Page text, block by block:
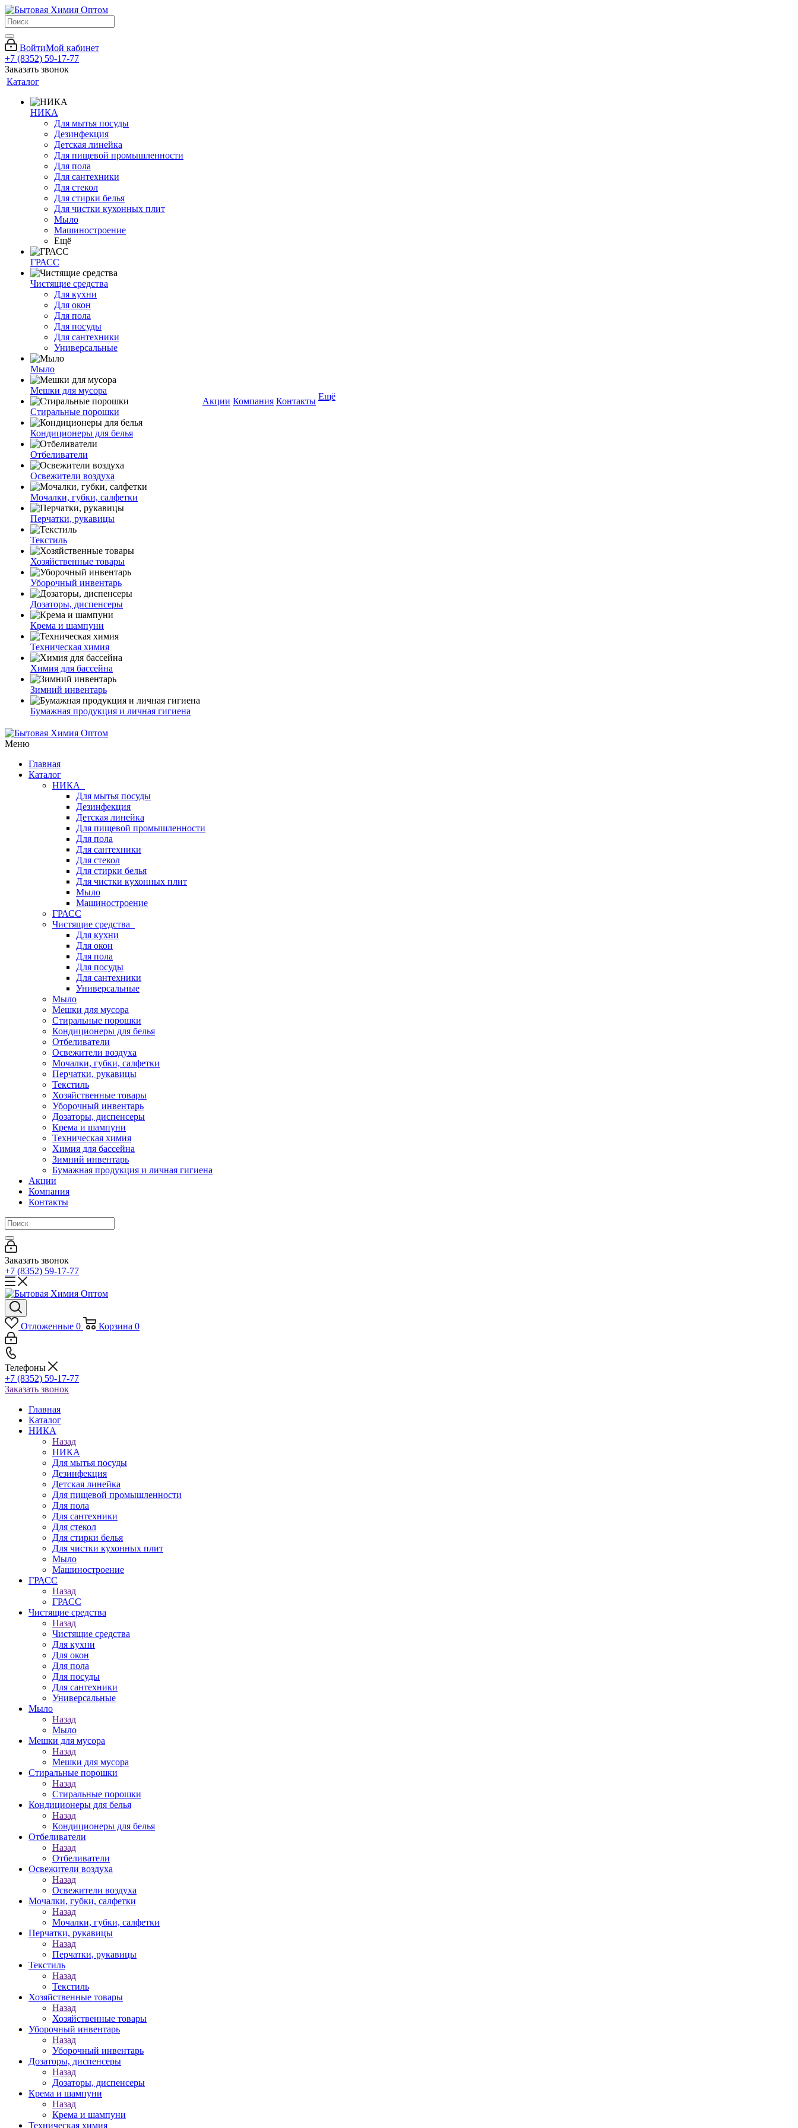
ВойтиМой кабинет
+7 (8352) 59-17-77
Заказать звонок
Каталог
НИКА
Для мытья посуды
Дезинфекция
Детская линейка
Для пищевой промышленности
Для пола
Для сантехники
Для стекол
Для стирки белья
Для чистки кухонных плит
Мыло
Машиностроение
Ещё
ГРАСС
Чистящие средства
Для кухни
Для окон
Для пола
Для посуды
Для сантехники
Универсальные
Мыло
Мешки для мусора
Стиральные порошки
Кондиционеры для белья
Отбеливатели
Освежители воздуха
Мочалки, губки, салфетки
Перчатки, рукавицы
Текстиль
Хозяйственные товары
Уборочный инвентарь
Дозаторы, диспенсеры
Крема и шампуни
Техническая химия
Химия для бассейна
Зимний инвентарь
Бумажная продукция и личная гигиена
Акции Компания Контакты Ещё
Меню
Главная
Каталог
НИКА
Для мытья посуды
Дезинфекция
Детская линейка
Для пищевой промышленности
Для пола
Для сантехники
Для стекол
Для стирки белья
Для чистки кухонных плит
Мыло
Машиностроение
ГРАСС
Чистящие средства
Для кухни
Для окон
Для пола
Для посуды
Для сантехники
Универсальные
Мыло
Мешки для мусора
Стиральные порошки
Кондиционеры для белья
Отбеливатели
Освежители воздуха
Мочалки, губки, салфетки
Перчатки, рукавицы
Текстиль
Хозяйственные товары
Уборочный инвентарь
Дозаторы, диспенсеры
Крема и шампуни
Техническая химия
Химия для бассейна
Зимний инвентарь
Бумажная продукция и личная гигиена
Акции
Компания
Контакты
Заказать звонок
+7 (8352) 59-17-77
Отложенные 0 Корзина 0
Телефоны
+7 (8352) 59-17-77
Заказать звонок
Главная
Каталог
НИКА
Назад
НИКА
Для мытья посуды
Дезинфекция
Детская линейка
Для пищевой промышленности
Для пола
Для сантехники
Для стекол
Для стирки белья
Для чистки кухонных плит
Мыло
Машиностроение
ГРАСС
Назад
ГРАСС
Чистящие средства
Назад
Чистящие средства
Для кухни
Для окон
Для пола
Для посуды
Для сантехники
Универсальные
Мыло
Назад
Мыло
Мешки для мусора
Назад
Мешки для мусора
Стиральные порошки
Назад
Стиральные порошки
Кондиционеры для белья
Назад
Кондиционеры для белья
Отбеливатели
Назад
Отбеливатели
Освежители воздуха
Назад
Освежители воздуха
Мочалки, губки, салфетки
Назад
Мочалки, губки, салфетки
Перчатки, рукавицы
Назад
Перчатки, рукавицы
Текстиль
Назад
Текстиль
Хозяйственные товары
Назад
Хозяйственные товары
Уборочный инвентарь
Назад
Уборочный инвентарь
Дозаторы, диспенсеры
Назад
Дозаторы, диспенсеры
Крема и шампуни
Назад
Крема и шампуни
Техническая химия